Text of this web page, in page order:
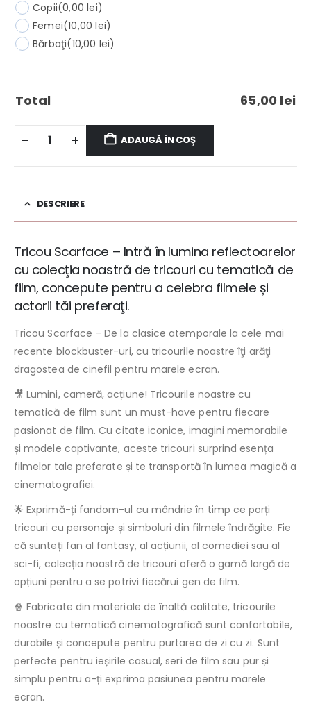
Copii(0,00 lei)
Femei(10,00 lei)
Bărbaţi(10,00 lei)
Total 65,00 lei
ADAUGĂ ÎN COȘ
DESCRIERE
Tricou Scarface – Intră în lumina reflectoarelor
cu colecţia noastră de tricouri cu tematică de
film, concepute pentru a celebra filmele și
actorii tăi preferaţi.
Tricou Scarface – De la clasice atemporale la cele mai
recente blockbuster-uri, cu tricourile noastre îţi arăţi
dragostea de cinefil pentru marele ecran.
🎥 Lumini, cameră, acțiune! Tricourile noastre cu
tematică de film sunt un must-have pentru fiecare
pasionat de film. Cu citate iconice, imagini memorabile
și modele captivante, aceste tricouri surprind esența
filmelor tale preferate și te transportă în lumea magică a
cinematografiei.
🌟 Exprimă-ți fandom-ul cu mândrie în timp ce porți
tricouri cu personaje și simboluri din filmele îndrăgite. Fie
că sunteți fan al fantasy, al acțiunii, al comediei sau al
sci-fi, colecția noastră de tricouri oferă o gamă largă de
opțiuni pentru a se potrivi fiecărui gen de film.
🍿 Fabricate din materiale de înaltă calitate, tricourile
noastre cu tematică cinematografică sunt confortabile,
durabile și concepute pentru purtarea de zi cu zi. Sunt
perfecte pentru ieșirile casual, seri de film sau pur și
simplu pentru a-ți exprima pasiunea pentru marele
ecran.